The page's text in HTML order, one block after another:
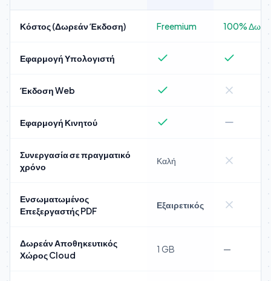
Κόστος (Δωρεάν Έκδοση) Freemium 100%
Εφαρμογή Υπολογιστή
Έκδοση Web
Εφαρμογή Κινητού
Συνεργασία σε πραγματικό
χρόνο
Καλή
Ενσωματωμένος
Επεξεργαστής PDF
Εξαιρετικός
Δωρεάν Αποθηκευτικός
Χώρος Cloud
1 GB —